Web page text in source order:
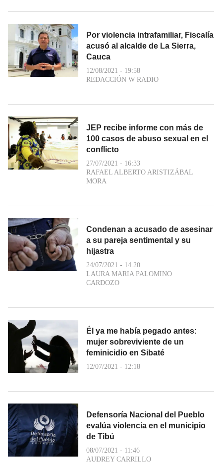
Por violencia intrafamiliar, Fiscalía
acusó al alcalde de La Sierra,
Cauca
12/08/2021 - 19:58
REDACCIÓN W RADIO
JEP recibe informe con más de
100 casos de abuso sexual en el
conflicto
27/07/2021 - 16:33
RAFAEL ALBERTO ARISTIZÁBAL
MORA
Condenan a acusado de asesinar
a su pareja sentimental y su
hijastra
24/07/2021 - 14:20
LAURA MARIA PALOMINO
CARDOZO
Él ya me había pegado antes:
mujer sobreviviente de un
feminicidio en Sibaté
12/07/2021 - 12:18
Defensoría Nacional del Pueblo
evalúa violencia en el municipio
de Tibú
08/07/2021 - 11:46
AUDREY CARRILLO